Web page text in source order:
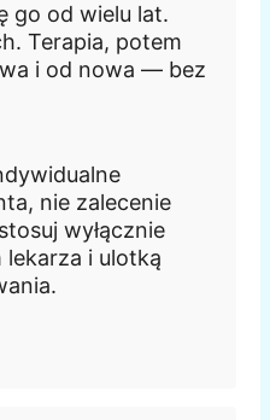
go od wielu lat.
Terapia, potem
i od nowa — bez
nie zalecenie
wyłącznie
lekarza i ulotką